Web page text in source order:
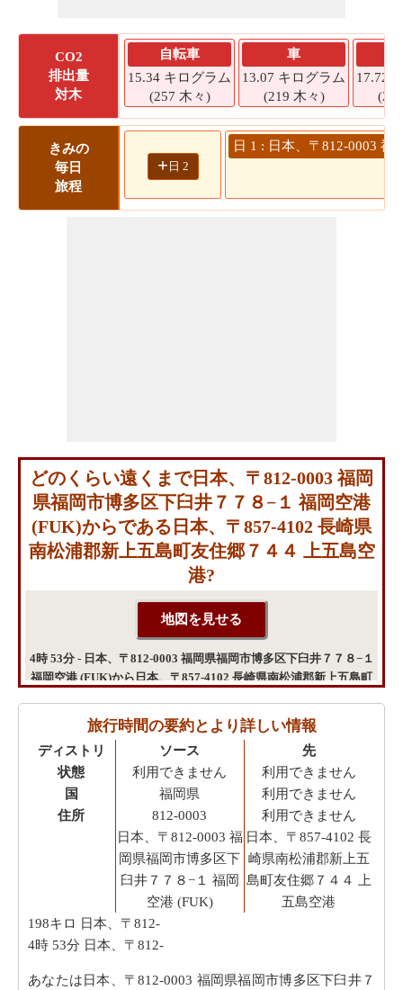
CO2
排出量
対木
自転車
15.34 キログラム
(257 木々)
車
13.07 キログラム
(219 木々)
17.72
きみの
毎日
旅程
+ 日 2
日 1 : 日本、〒812-0003
どのくらい遠くまで日本、〒812-0003 福岡
県福岡市博多区下臼井７７８−１ 福岡空港
(FUK)からである日本、〒857-4102 長崎県
南松浦郡新上五島町友住郷７４４ 上五島空
港?
4時 53分 - 日本、〒812-0003 福岡県福岡市博多区下臼井７７８−１
福岡空港 (FUK)から日本、〒857-4102 長崎県南松浦郡新上五島町
旅行時間の要約とより詳しい情報
ディストリ
状態
国
住所
ソース
利用できません
福岡県
812-0003
日本、〒812-0003 福
岡県福岡市博多区下
臼井７７８−１ 福岡
空港 (FUK)
先
利用できません
利用できません
利用できません
日本、〒857-4102 長
崎県南松浦郡新上五
島町友住郷７４４ 上
五島空港
198キロ 日本、〒812-
4時 53分 日本、〒812-
あなたは日本、〒812-0003 福岡県福岡市博多区下臼井７